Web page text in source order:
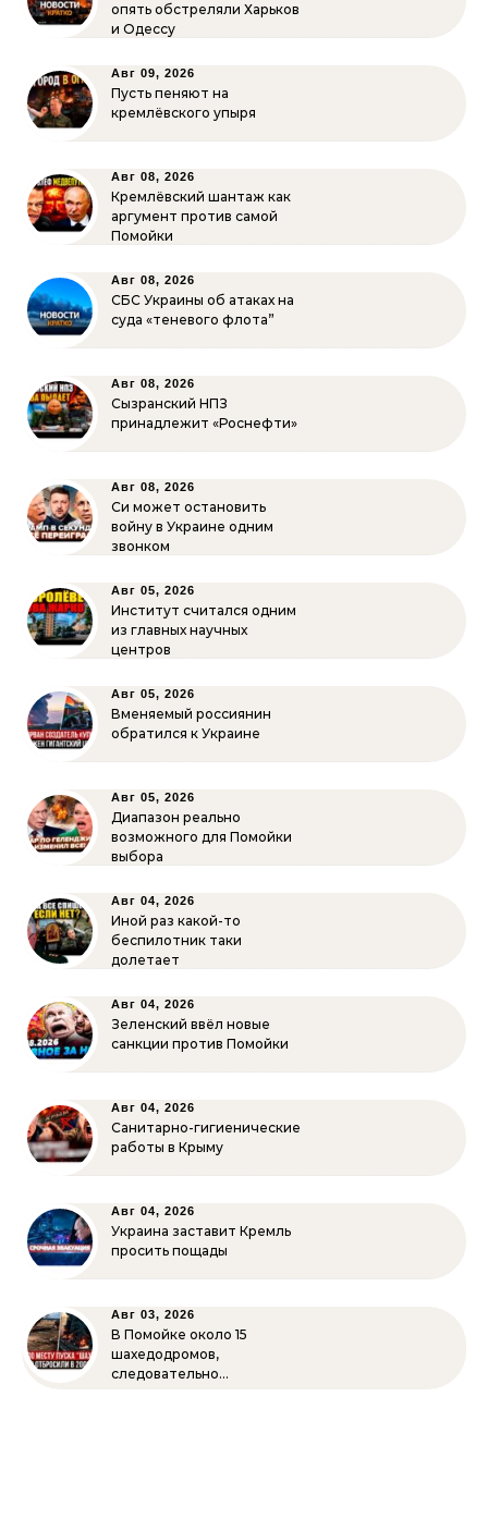
опять обстреляли Харьков
и Одессу
Авг 09, 2026
Пусть пеняют на
кремлёвского упыря
Авг 08, 2026
Кремлёвский шантаж как
аргумент против самой
Помойки
Авг 08, 2026
СБС Украины об атаках на
суда «теневого флота”
Авг 08, 2026
Сызранский НПЗ
принадлежит «Роснефти»
Авг 08, 2026
Си может остановить
войну в Украине одним
звонком
Авг 05, 2026
Институт считался одним
из главных научных
центров
Авг 05, 2026
Вменяемый россиянин
обратился к Украине
Авг 05, 2026
Диапазон реально
возможного для Помойки
выбора
Авг 04, 2026
Иной раз какой-то
беспилотник таки
долетает
Авг 04, 2026
Зеленский ввёл новые
санкции против Помойки
Авг 04, 2026
Санитарно-гигиенические
работы в Крыму
Авг 04, 2026
Украина заставит Кремль
просить пощады
Авг 03, 2026
В Помойке около 15
шахедодромов,
следовательно…